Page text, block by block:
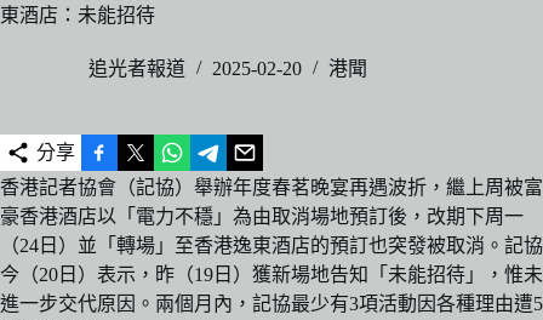
東酒店：未能招待
追光者報道 2025-02-20 港聞
分享
香港記者協會（記協）舉辦年度春茗晚宴再遇波折，繼上周被富
豪香港酒店以「電力不穩」為由取消場地預訂後，改期下周一
（24日）並「轉場」至香港逸東酒店的預訂也突發被取消。記協
今（20日）表示，昨（19日）獲新場地告知「未能招待」，惟未
進一步交代原因。兩個月內，記協最少有3項活動因各種理由遭5